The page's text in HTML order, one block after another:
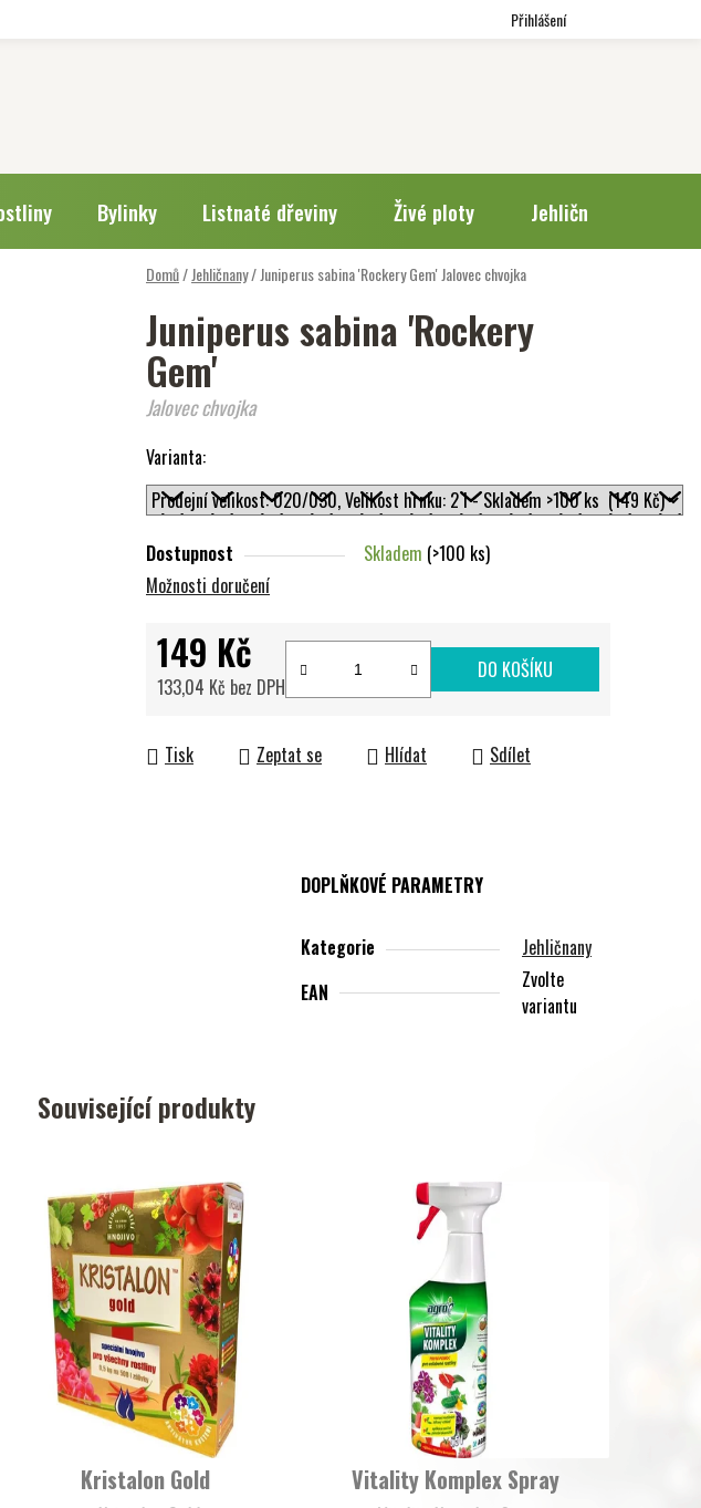
Přihlášení
Bylinky Listnaté dřeviny Živé ploty Jehličnany
Domů/Jehličnany/Juniperus sabina 'Rockery Gem'Jalovec chvojka
Juniperus sabina 'Rockery
Gem'
Jalovec chvojka
Varianta:
Dostupnost Skladem (>100 ks)
Možnosti doručení
149 Kč
133,04 Kč bez DPH
DO KOŠÍKU
Tisk Zeptat se Hlídat Sdílet
DOPLŇKOVÉ PARAMETRY
Kategorie
Jehličnany
EAN
Zvolte
variantu
Související produkty
Kristalon Gold Vitality Komplex Spray